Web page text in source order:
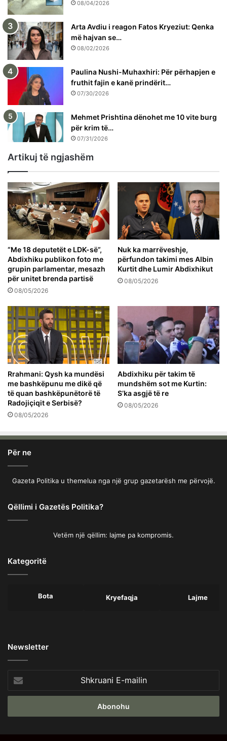
08/04/2026
Arta Avdiu i reagon Fatos Kryeziut: Qenka
më hajvan se…
08/02/2026
Paulina Nushi-Muhaxhiri: Për përhapjen e
fruthit fajin e kanë prindërit…
07/30/2026
Mehmet Prishtina dënohet me 10 vite burg
për krim të…
07/31/2026
Artikuj të ngjashëm
“Me 18 deputetët e LDK-së”,
Abdixhiku publikon foto me
grupin parlamentar, mesazh
për unitet brenda partisë
08/05/2026
Nuk ka marrëveshje,
përfundon takimi mes Albin
Kurtit dhe Lumir Abdixhikut
08/05/2026
Rrahmani: Qysh ka mundësi
me bashkëpunu me dikë që
të quan bashkëpunëtorë të
Radojiçiqit e Serbisë?
08/05/2026
Abdixhiku për takim të
mundshëm sot me Kurtin:
S’ka asgjë të re
08/05/2026
Për ne
Gazeta Politika u themelua nga një grup gazetarësh me përvojë.
Qëllimi i Gazetës Politika?
Vetëm një qëllim: lajme pa kompromis.
Kategoritë
Bota Kryefaqja Lajme
Newsletter
E-
mailin